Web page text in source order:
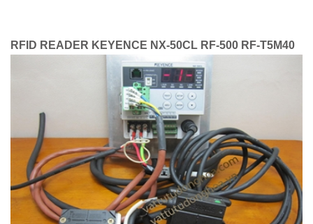
RFID READER KEYENCE NX-50CL RF-500 RF-T5M40